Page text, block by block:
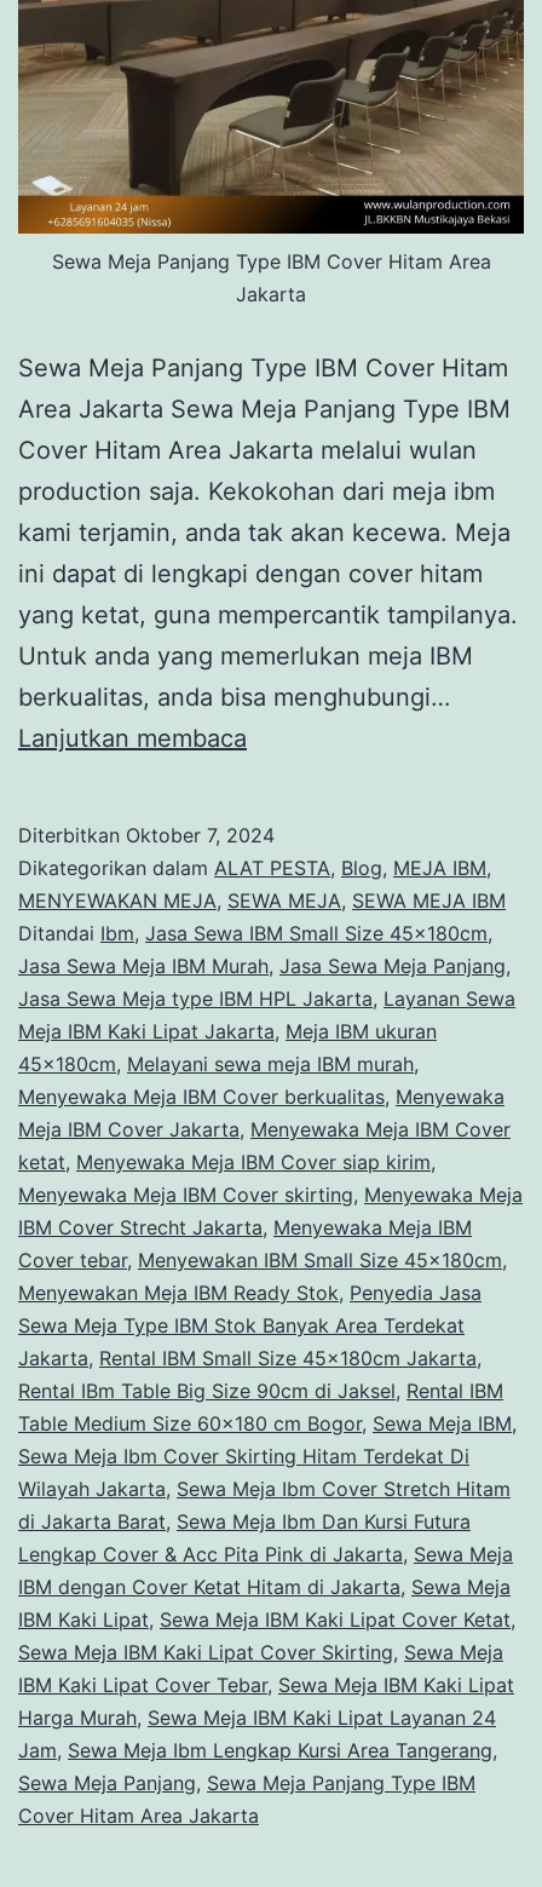
Sewa Meja Panjang Type IBM Cover Hitam Area
Jakarta
Sewa Meja Panjang Type IBM Cover Hitam
Area Jakarta Sewa Meja Panjang Type IBM
Cover Hitam Area Jakarta melalui wulan
production saja. Kekokohan dari meja ibm
kami terjamin, anda tak akan kecewa. Meja
ini dapat di lengkapi dengan cover hitam
yang ketat, guna mempercantik tampilanya.
Untuk anda yang memerlukan meja IBM
berkualitas, anda bisa menghubungi…
Lanjutkan membaca
Type
IBM
Cover
Hitam
Area
Jakarta
Diterbitkan Oktober 7, 2024
Dikategorikan dalam ALAT PESTA, Blog, MEJA IBM,
MENYEWAKAN MEJA, SEWA MEJA, SEWA MEJA IBM
Ditandai Ibm, Jasa Sewa IBM Small Size 45x180cm,
Jasa Sewa Meja IBM Murah, Jasa Sewa Meja Panjang,
Jasa Sewa Meja type IBM HPL Jakarta, Layanan Sewa
Meja IBM Kaki Lipat Jakarta, Meja IBM ukuran
45x180cm, Melayani sewa meja IBM murah,
Menyewaka Meja IBM Cover berkualitas, Menyewaka
Meja IBM Cover Jakarta, Menyewaka Meja IBM Cover
ketat, Menyewaka Meja IBM Cover siap kirim,
Menyewaka Meja IBM Cover skirting, Menyewaka Meja
IBM Cover Strecht Jakarta, Menyewaka Meja IBM
Cover tebar, Menyewakan IBM Small Size 45x180cm,
Menyewakan Meja IBM Ready Stok, Penyedia Jasa
Sewa Meja Type IBM Stok Banyak Area Terdekat
Jakarta, Rental IBM Small Size 45x180cm Jakarta,
Rental IBm Table Big Size 90cm di Jaksel, Rental IBM
Table Medium Size 60x180 cm Bogor, Sewa Meja IBM,
Sewa Meja Ibm Cover Skirting Hitam Terdekat Di
Wilayah Jakarta, Sewa Meja Ibm Cover Stretch Hitam
di Jakarta Barat, Sewa Meja Ibm Dan Kursi Futura
Lengkap Cover & Acc Pita Pink di Jakarta, Sewa Meja
IBM dengan Cover Ketat Hitam di Jakarta, Sewa Meja
IBM Kaki Lipat, Sewa Meja IBM Kaki Lipat Cover Ketat,
Sewa Meja IBM Kaki Lipat Cover Skirting, Sewa Meja
IBM Kaki Lipat Cover Tebar, Sewa Meja IBM Kaki Lipat
Harga Murah, Sewa Meja IBM Kaki Lipat Layanan 24
Jam, Sewa Meja Ibm Lengkap Kursi Area Tangerang,
Sewa Meja Panjang, Sewa Meja Panjang Type IBM
Cover Hitam Area Jakarta